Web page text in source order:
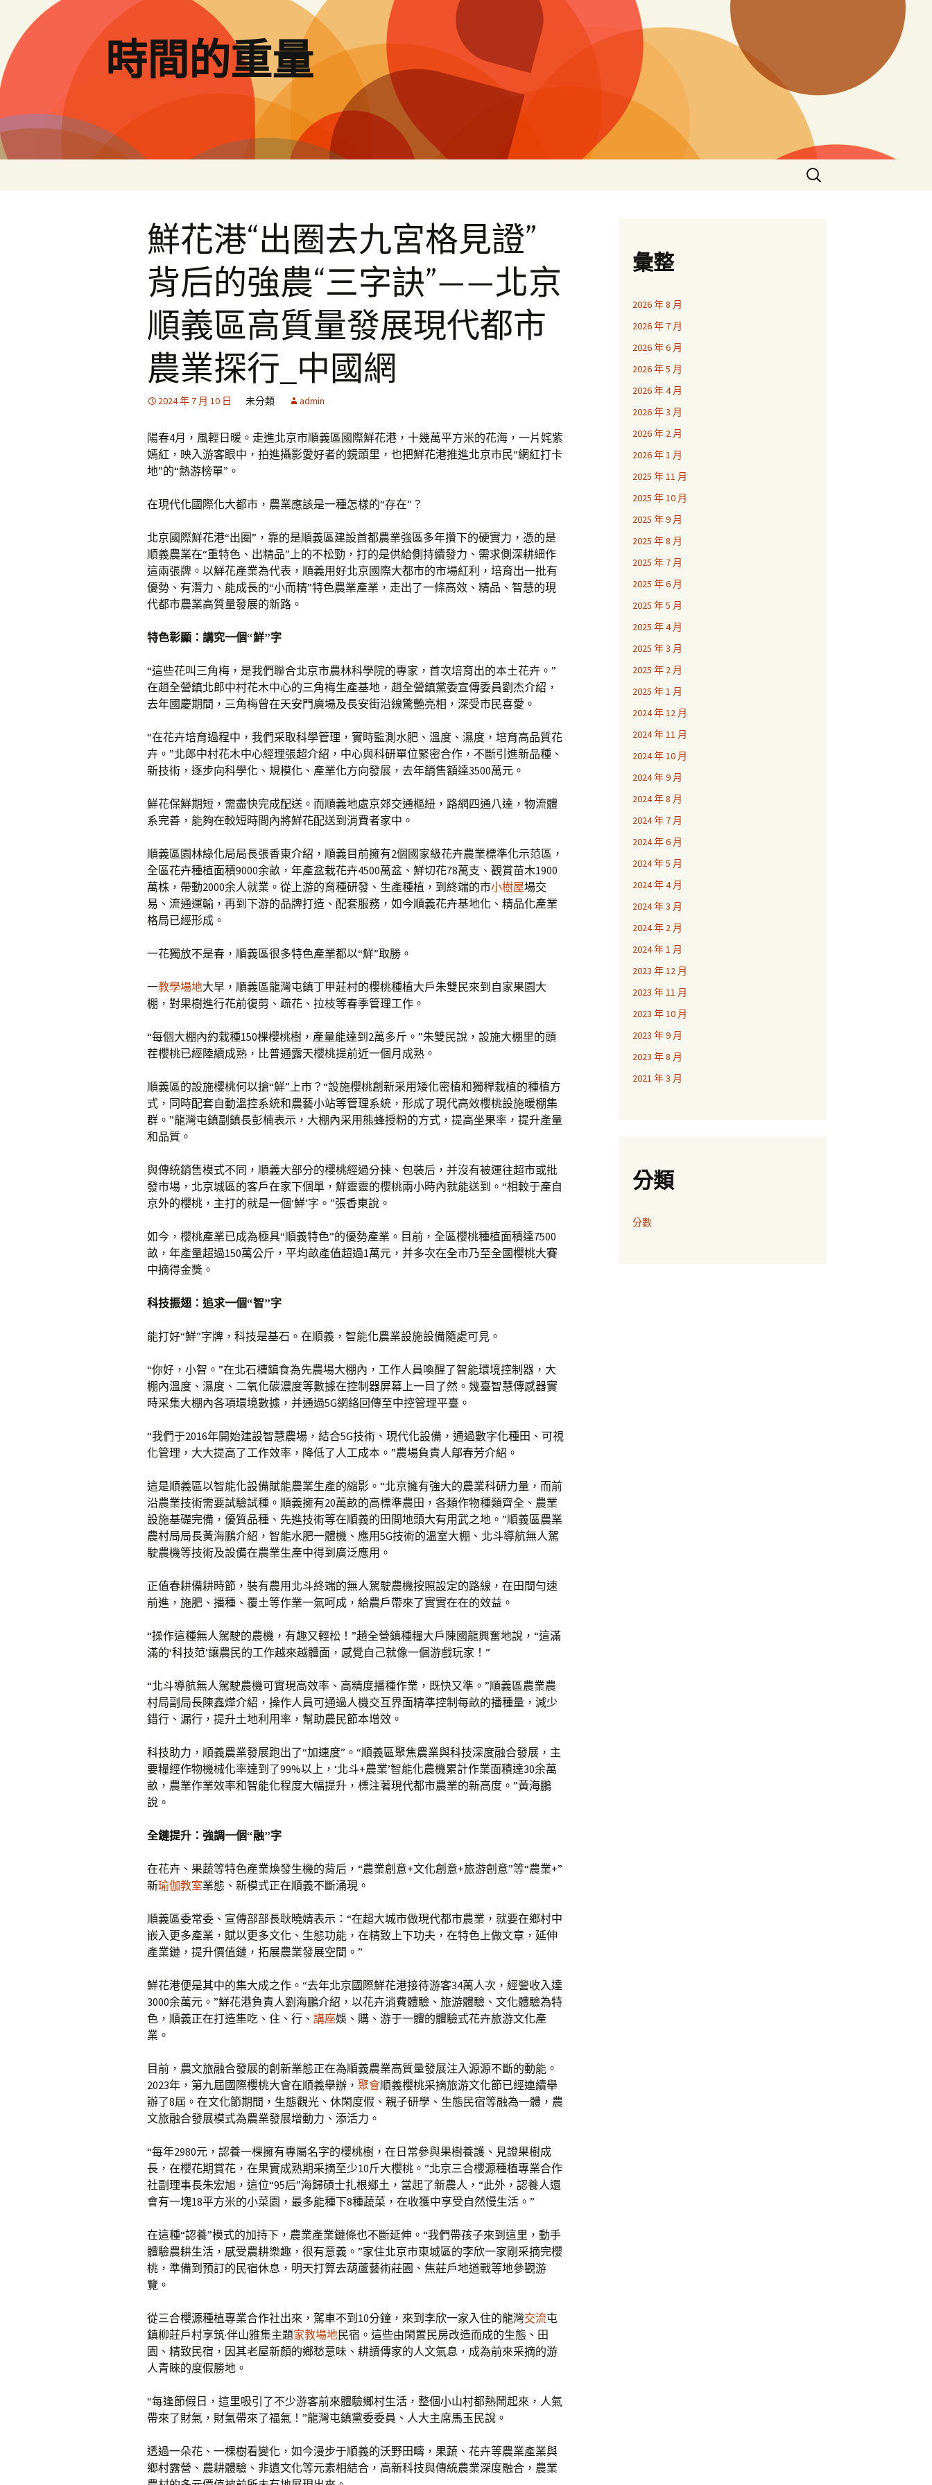
要
內
容
時間的重量
搜
尋
鮮花港“出圈去九宮格見證”
背后的強農“三字訣”——北京
順義區高質量發展現代都市
農業探行_中國網
2024 年 7 月 10 日 未分類 admin
陽春4月，風輕日暖。走進北京市順義區國際鮮花港，十幾萬平方米的花海，一片姹紫
嫣紅，映入游客眼中，拍進攝影愛好者的鏡頭里，也把鮮花港推進北京市民“網紅打卡
地”的“熱游榜單”。
在現代化國際化大都市，農業應該是一種怎樣的“存在”？
北京國際鮮花港“出圈”，靠的是順義區建設首都農業強區多年攢下的硬實力，憑的是
順義農業在“重特色、出精品”上的不松勁，打的是供給側持續發力、需求側深耕細作
這兩張牌。以鮮花產業為代表，順義用好北京國際大都市的市場紅利，培育出一批有
優勢、有潛力、能成長的“小而精”特色農業產業，走出了一條高效、精品、智慧的現
代都市農業高質量發展的新路。
特色彰顯：講究一個“鮮”字
“這些花叫三角梅，是我們聯合北京市農林科學院的專家，首次培育出的本土花卉。”
在趙全營鎮北郎中村花木中心的三角梅生產基地，趙全營鎮黨委宣傳委員劉杰介紹，
去年國慶期間，三角梅曾在天安門廣場及長安街沿線驚艷亮相，深受市民喜愛。
“在花卉培育過程中，我們采取科學管理，實時監測水肥、溫度、濕度，培育高品質花
卉。”北郎中村花木中心經理張超介紹，中心與科研單位緊密合作，不斷引進新品種、
新技術，逐步向科學化、規模化、產業化方向發展，去年銷售額達3500萬元。
鮮花保鮮期短，需盡快完成配送。而順義地處京郊交通樞紐，路網四通八達，物流體
系完善，能夠在較短時間內將鮮花配送到消費者家中。
順義區園林綠化局局長張香東介紹，順義目前擁有2個國家級花卉農業標準化示范區，
全區花卉種植面積9000余畝，年產盆栽花卉4500萬盆、鮮切花78萬支、觀賞苗木1900
萬株，帶動2000余人就業。從上游的育種研發、生產種植，到終端的市小樹屋場交
易、流通運輸，再到下游的品牌打造、配套服務，如今順義花卉基地化、精品化產業
格局已經形成。
一花獨放不是春，順義區很多特色產業都以“鮮”取勝。
一教學場地大早，順義區龍灣屯鎮丁甲莊村的櫻桃種植大戶朱雙民來到自家果園大
棚，對果樹進行花前復剪、疏花、拉枝等春季管理工作。
“每個大棚內約栽種150棵櫻桃樹，產量能達到2萬多斤。”朱雙民說，設施大棚里的頭
茬櫻桃已經陸續成熟，比普通露天櫻桃提前近一個月成熟。
順義區的設施櫻桃何以搶“鮮”上市？“設施櫻桃創新采用矮化密植和獨稈栽植的種植方
式，同時配套自動溫控系統和農藝小站等管理系統，形成了現代高效櫻桃設施暖棚集
群。”龍灣屯鎮副鎮長彭楠表示，大棚內采用熊蜂授粉的方式，提高坐果率，提升產量
和品質。
與傳統銷售模式不同，順義大部分的櫻桃經過分揀、包裝后，并沒有被運往超市或批
發市場，北京城區的客戶在家下個單，鮮靈靈的櫻桃兩小時內就能送到。“相較于產自
京外的櫻桃，主打的就是一個‘鮮’字。”張香東說。
如今，櫻桃產業已成為極具“順義特色”的優勢產業。目前，全區櫻桃種植面積達7500
畝，年產量超過150萬公斤，平均畝產值超過1萬元，并多次在全市乃至全國櫻桃大賽
中摘得金獎。
科技振翅：追求一個“智”字
能打好“鮮”字牌，科技是基石。在順義，智能化農業設施設備隨處可見。
“你好，小智。”在北石槽鎮食為先農場大棚內，工作人員喚醒了智能環境控制器，大
棚內溫度、濕度、二氧化碳濃度等數據在控制器屏幕上一目了然。幾臺智慧傳感器實
時采集大棚內各項環境數據，并通過5G網絡回傳至中控管理平臺。
“我們于2016年開始建設智慧農場，結合5G技術、現代化設備，通過數字化種田、可視
化管理，大大提高了工作效率，降低了人工成本。”農場負責人鄔春芳介紹。
這是順義區以智能化設備賦能農業生產的縮影。“北京擁有強大的農業科研力量，而前
沿農業技術需要試驗試種。順義擁有20萬畝的高標準農田，各類作物種類齊全、農業
設施基礎完備，優質品種、先進技術等在順義的田間地頭大有用武之地。”順義區農業
農村局局長黃海鵬介紹，智能水肥一體機、應用5G技術的溫室大棚、北斗導航無人駕
駛農機等技術及設備在農業生產中得到廣泛應用。
正值春耕備耕時節，裝有農用北斗終端的無人駕駛農機按照設定的路線，在田間勻速
前進，施肥、播種、覆土等作業一氣呵成，給農戶帶來了實實在在的效益。
“操作這種無人駕駛的農機，有趣又輕松！”趙全營鎮種糧大戶陳國龍興奮地說，“這滿
滿的‘科技范’讓農民的工作越來越體面，感覺自己就像一個游戲玩家！”
“北斗導航無人駕駛農機可實現高效率、高精度播種作業，既快又準。”順義區農業農
村局副局長陳鑫燁介紹，操作人員可通過人機交互界面精準控制每畝的播種量，減少
錯行、漏行，提升土地利用率，幫助農民節本增效。
科技助力，順義農業發展跑出了“加速度”。“順義區聚焦農業與科技深度融合發展，主
要糧經作物機械化率達到了99%以上，‘北斗+農業’智能化農機累計作業面積達30余萬
畝，農業作業效率和智能化程度大幅提升，標注著現代都市農業的新高度。”黃海鵬
說。
全鏈提升：強調一個“融”字
在花卉、果蔬等特色產業煥發生機的背后，“農業創意+文化創意+旅游創意”等“農業+”
新瑜伽教室業態、新模式正在順義不斷涌現。
順義區委常委、宣傳部部長耿曉婧表示：“在超大城市做現代都市農業，就要在鄉村中
嵌入更多產業，賦以更多文化、生態功能，在精致上下功夫，在特色上做文章，延伸
產業鏈，提升價值鏈，拓展農業發展空間。”
鮮花港便是其中的集大成之作。“去年北京國際鮮花港接待游客34萬人次，經營收入達
3000余萬元。”鮮花港負責人劉海鵬介紹，以花卉消費體驗、旅游體驗、文化體驗為特
色，順義正在打造集吃、住、行、 講座娛、購、游于一體的體驗式花卉旅游文化產
業。
目前，農文旅融合發展的創新業態正在為順義農業高質量發展注入源源不斷的動能。
2023年，第九屆國際櫻桃大會在順義舉辦， 聚會順義櫻桃采摘旅游文化節已經連續舉
辦了8屆。在文化節期間，生態觀光、休閑度假、親子研學、生態民宿等融為一體，農
文旅融合發展模式為農業發展增動力、添活力。
“每年2980元，認養一棵擁有專屬名字的櫻桃樹，在日常參與果樹養護、見證果樹成
長，在櫻花期賞花，在果實成熟期采摘至少10斤大櫻桃。”北京三合櫻源種植專業合作
社副理事長朱宏旭，這位“95后”海歸碩士扎根鄉土，當起了新農人，“此外，認養人還
會有一塊18平方米的小菜園，最多能種下8種蔬菜，在收獲中享受自然慢生活。”
在這種“認養”模式的加持下，農業產業鏈條也不斷延伸。“我們帶孩子來到這里，動手
體驗農耕生活，感受農耕樂趣，很有意義。”家住北京市東城區的李欣一家剛采摘完櫻
桃，準備到預訂的民宿休息，明天打算去葫蘆藝術莊園、焦莊戶地道戰等地參觀游
覽。
從三合櫻源種植專業合作社出來，駕車不到10分鐘，來到李欣一家入住的龍灣交流屯
鎮柳莊戶村享筑·伴山雅集主題家教場地民宿。這些由閑置民房改造而成的生態、田
園、精致民宿，因其老屋新顏的鄉愁意味、耕讀傳家的人文氣息，成為前來采摘的游
人青睞的度假勝地。
“每逢節假日，這里吸引了不少游客前來體驗鄉村生活，整個小山村都熱鬧起來，人氣
帶來了財氣，財氣帶來了福氣！”龍灣屯鎮黨委委員、人大主席馬玉民說。
透過一朵花、一棵樹看變化，如今漫步于順義的沃野田疇，果蔬、花卉等農業產業與
鄉村露營、農耕體驗、非遺文化等元素相結合，高新科技與傳統農業深度融合，農業
彙整
2026 年 8 月
2026 年 7 月
2026 年 6 月
2026 年 5 月
2026 年 4 月
2026 年 3 月
2026 年 2 月
2026 年 1 月
2025 年 11 月
2025 年 10 月
2025 年 9 月
2025 年 8 月
2025 年 7 月
2025 年 6 月
2025 年 5 月
2025 年 4 月
2025 年 3 月
2025 年 2 月
2025 年 1 月
2024 年 12 月
2024 年 11 月
2024 年 10 月
2024 年 9 月
2024 年 8 月
2024 年 7 月
2024 年 6 月
2024 年 5 月
2024 年 4 月
2024 年 3 月
2024 年 2 月
2024 年 1 月
2023 年 12 月
2023 年 11 月
2023 年 10 月
2023 年 9 月
2023 年 8 月
2021 年 3 月
分類
分數